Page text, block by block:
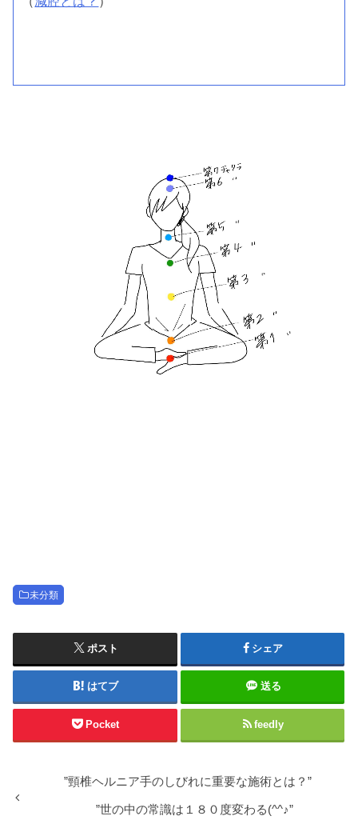
未分類
ポスト シェア
はてブ 送る
Pocket feedly
”頸椎ヘルニア手のしびれに重要な施術とは？”
”世の中の常識は１８０度変わる(^^♪”